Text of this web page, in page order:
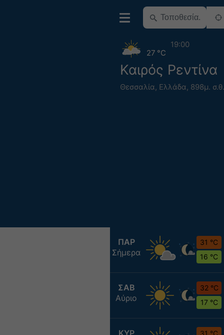
Καιρός Ρεντίνα
Θεσσαλία, Ελλάδα, 898μ. σ.θ.
27 °C
19:00
ΠΑΡ
Σήμερα
31 °C
16 °C
ΣΑΒ
Αύριο
32 °C
17 °C
31 °C